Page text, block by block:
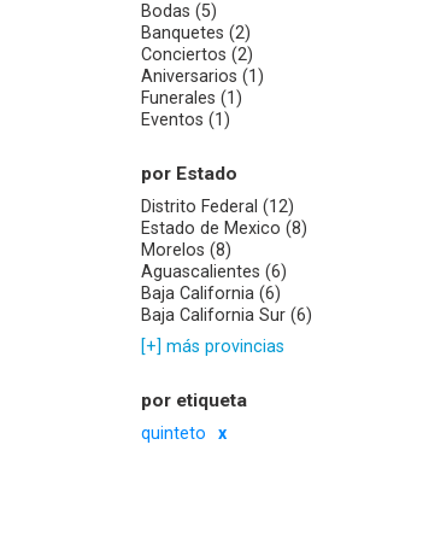
Bodas (5)
Banquetes (2)
Conciertos (2)
Aniversarios (1)
Funerales (1)
Eventos (1)
por Estado
Distrito Federal (12)
Estado de Mexico (8)
Morelos (8)
Aguascalientes (6)
Baja California (6)
Baja California Sur (6)
[+] más provincias
por etiqueta
quinteto